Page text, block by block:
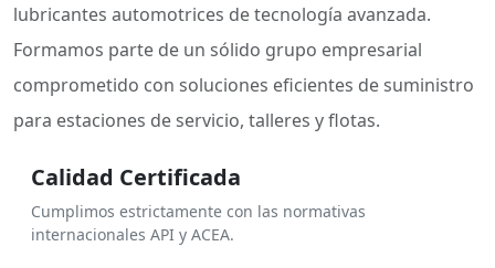
lubricantes automotrices de tecnología avanzada.
Formamos parte de un sólido grupo empresarial
comprometido con soluciones eficientes de suministro
para estaciones de servicio, talleres y flotas.
Calidad Certificada
Cumplimos estrictamente con las normativas
internacionales API y ACEA.